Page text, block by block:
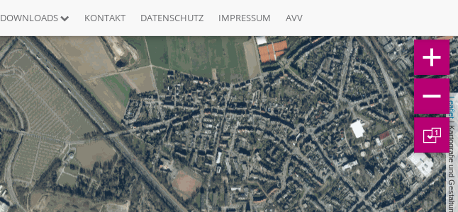
DOWNLOADS KONTAKT DATENSCHUTZ IMPRESSUM AVV
Leaflet
| Kartografie und Gestaltung: ©
1